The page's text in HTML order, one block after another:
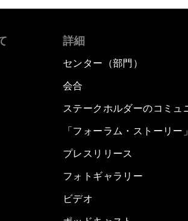
詳細
センター（部門）
会合
ステークホルダーのコミュ
「フォーラム・ストーリー」
プレスリリース
フォトギャラリー
ビデオ